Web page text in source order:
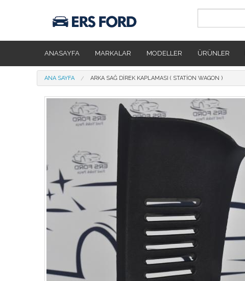
ANASAYFA MARKALAR MODELLER ÜRÜNLER
Buradasınız
ANA SAYFA ARKA SAĞ DIREK KAPLAMASI ( STATION WAGON )